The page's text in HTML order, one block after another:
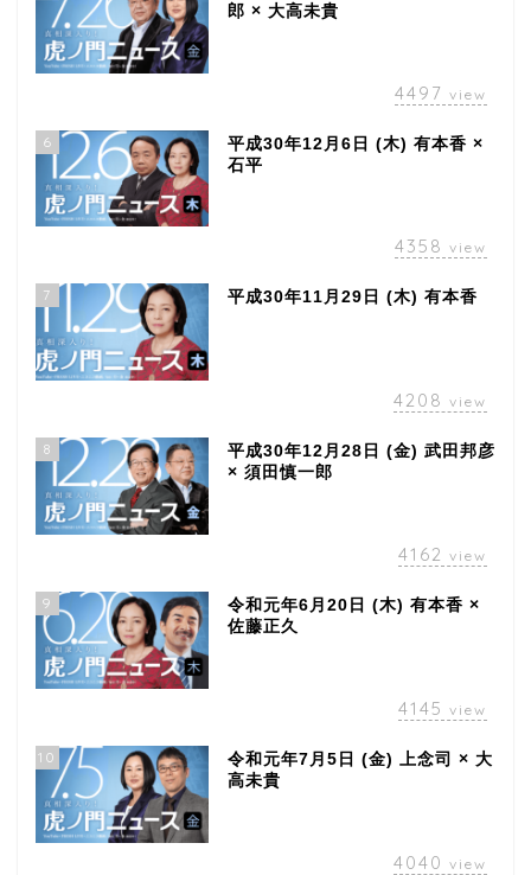
郎 × 大高未貴
4497 view
6
平成30年12月6日 (木) 有本香 ×
石平
4358 view
7 平成30年11月29日 (木) 有本香
4208 view
8
平成30年12月28日 (金) 武田邦彦
× 須田慎一郎
4162 view
9
令和元年6月20日 (木) 有本香 ×
佐藤正久
4145 view
10
令和元年7月5日 (金) 上念司 × 大
高未貴
4040 view